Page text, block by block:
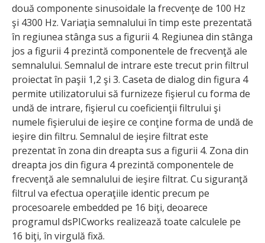
două componente sinusoidale la frecvenţe de 100 Hz
şi 4300 Hz. Variaţia semnalului în timp este prezentată
în regiunea stânga sus a figurii 4. Regiunea din stânga
jos a figurii 4 prezintă componentele de frecvenţă ale
semnalului. Semnalul de intrare este trecut prin filtrul
proiectat în paşii 1,2 şi 3. Caseta de dialog din figura 4
permite utilizatorului să furnizeze fişierul cu forma de
undă de intrare, fişierul cu coeficienţii filtrului şi
numele fişierului de ieşire ce conţine forma de undă de
ieşire din filtru. Semnalul de ieşire filtrat este
prezentat în zona din dreapta sus a figurii 4. Zona din
dreapta jos din figura 4 prezintă componentele de
frecvenţă ale semnalului de ieşire filtrat. Cu siguranţă
filtrul va efectua operaţiile identic precum pe
procesoarele embedded pe 16 biţi, deoarece
programul dsPICworks realizează toate calculele pe
16 biţi, în virgulă fixă.